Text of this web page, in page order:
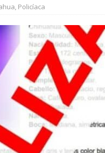
]
Entrega Marco Bonilla
500 vecinos
CHIHUAHUA
, Policíaca